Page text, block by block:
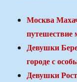
Москва
путешествие
Девушки
городе с
Девушки